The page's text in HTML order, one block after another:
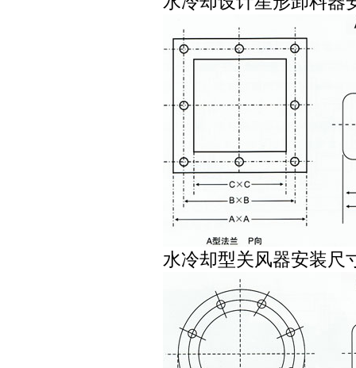
水冷却型关风器安装尺